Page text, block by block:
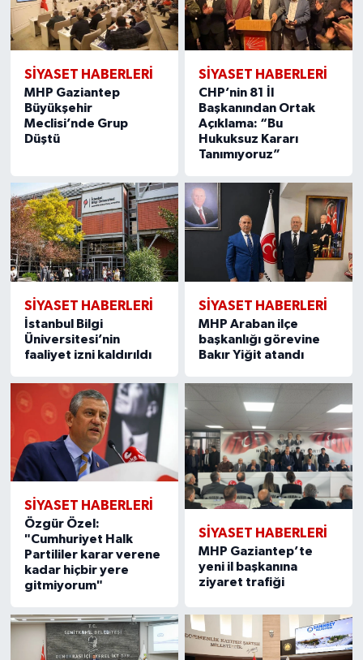
SIYASET HABERLERI
MHP Gaziantep
Büyükşehir
Meclisi’nde Grup
Düştü
SIYASET HABERLERI
CHP’nin 81 İl
Başkanından Ortak
Açıklama: “Bu
Hukuksuz Kararı
Tanımıyoruz”
SIYASET HABERLERI
İstanbul Bilgi
Üniversitesi’nin
faaliyet izni kaldırıldı
SIYASET HABERLERI
MHP Araban ilçe
başkanlığı görevine
Bakır Yiğit atandı
SIYASET HABERLERI
Özgür Özel:
"Cumhuriyet Halk
Partililer karar verene
kadar hiçbir yere
gitmiyorum"
SIYASET HABERLERI
MHP Gaziantep’te
yeni il başkanına
ziyaret trafiği